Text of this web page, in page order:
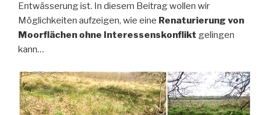
Entwässerung ist. In diesem Beitrag wollen wir
Möglichkeiten aufzeigen, wie eine Renaturierung von
Moorflächen ohne Interessenskonflikt gelingen
kann…